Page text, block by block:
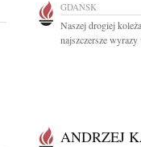
GDAŃSK
Naszej drogiej
najszczersze
ANDRZEJ